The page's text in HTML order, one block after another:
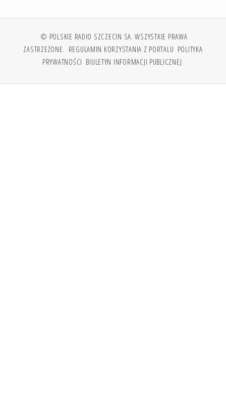
© POLSKIE RADIO SZCZECIN SA. WSZYSTKIE PRAWA
ZASTRZEŻONE. REGULAMIN KORZYSTANIA Z PORTALU POLITYKA
PRYWATNOŚCI BIULETYN INFORMACJI PUBLICZNEJ